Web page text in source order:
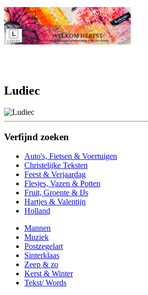
Ludiec
Verfijnd zoeken
Auto's, Fietsen & Voertuigen
Christelijke Teksten
Feest & Verjaardag
Flesjes, Vazen & Potten
Fruit, Groente & IJs
Hartjes & Valentijn
Holland
Mannen
Muziek
Postzegelart
Sinterklaas
Zeep & zo
Kerst & Winter
Tekst/ Words